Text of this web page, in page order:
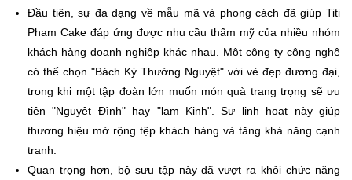
Đầu tiên, sự đa dạng về mẫu mã và phong cách đã giúp Titi
Pham Cake đáp ứng được nhu cầu thẩm mỹ của nhiều nhóm
khách hàng doanh nghiệp khác nhau. Một công ty công nghệ
có thể chọn "Bách Kỳ Thưởng Nguyệt" với vẻ đẹp đương đại,
trong khi một tập đoàn lớn muốn món quà trang trọng sẽ ưu
tiên "Nguyệt Đình" hay "lam Kinh". Sự linh hoạt này giúp
thương hiệu mở rộng tệp khách hàng và tăng khả năng cạnh
tranh.
Quan trọng hơn, bộ sưu tập này đã vượt ra khỏi chức năng